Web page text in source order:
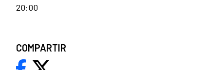
20:00
COMPARTIR